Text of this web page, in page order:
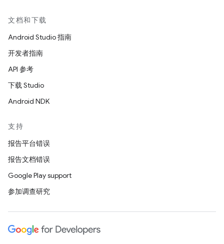
文档和下载
Android Studio 指南
开发者指南
API 参考
下载 Studio
Android NDK
支持
报告平台错误
报告文档错误
Google Play support
参加调查研究